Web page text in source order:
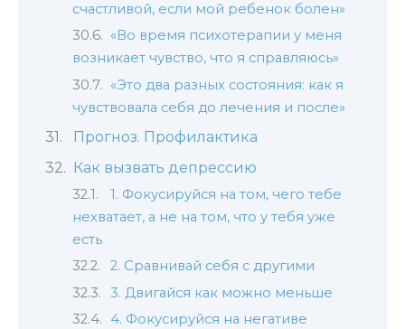
счастливой, если мой ребенок болен»
«Во время психотерапии у меня
возникает чувство, что я справляюсь»
«Это два разных состояния: как я
чувствовала себя до лечения и после»
Прогноз. Профилактика
Как вызвать депрессию
1. Фокусируйся на том, чего тебе
нехватает, а не на том, что у тебя уже
есть
2. Сравнивай себя с другими
3. Двигайся как можно меньше
4. Фокусируйся на негативе